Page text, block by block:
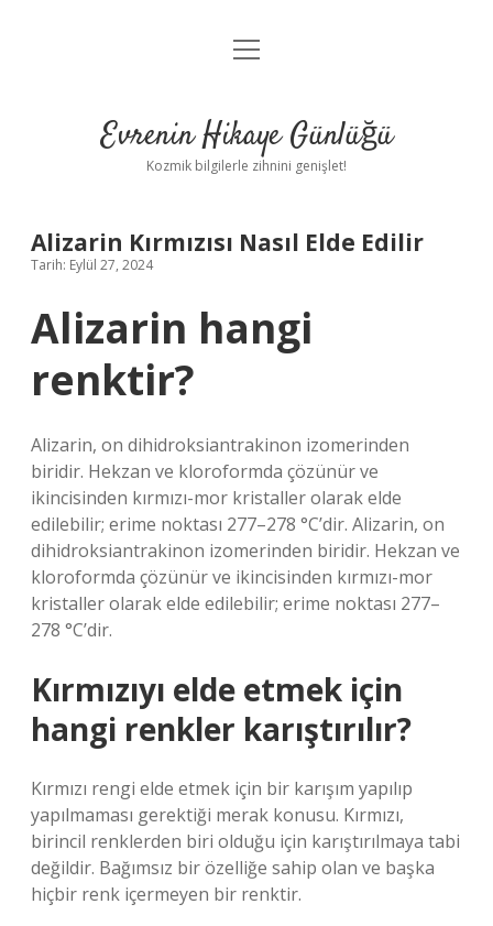
Anasayfa
Yasal Uyarı
menüyü
Evrenin Hikaye Günlüğü
Kozmik bilgilerle zihnini genişlet!
Alizarin Kırmızısı Nasıl Elde Edilir
Tarih: Eylül 27, 2024
Alizarin hangi
renktir?
Alizarin, on dihidroksiantrakinon izomerinden
biridir. Hekzan ve kloroformda çözünür ve
ikincisinden kırmızı-mor kristaller olarak elde
edilebilir; erime noktası 277–278 °C’dir. Alizarin, on
dihidroksiantrakinon izomerinden biridir. Hekzan ve
kloroformda çözünür ve ikincisinden kırmızı-mor
kristaller olarak elde edilebilir; erime noktası 277–
278 °C’dir.
Kırmızıyı elde etmek için
hangi renkler karıştırılır?
Kırmızı rengi elde etmek için bir karışım yapılıp
yapılmaması gerektiği merak konusu. Kırmızı,
birincil renklerden biri olduğu için karıştırılmaya tabi
değildir. Bağımsız bir özelliğe sahip olan ve başka
hiçbir renk içermeyen bir renktir.